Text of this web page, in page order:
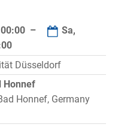
00:00 –
Sa,
Düsseldorf
Honnef
Honnef, Germany